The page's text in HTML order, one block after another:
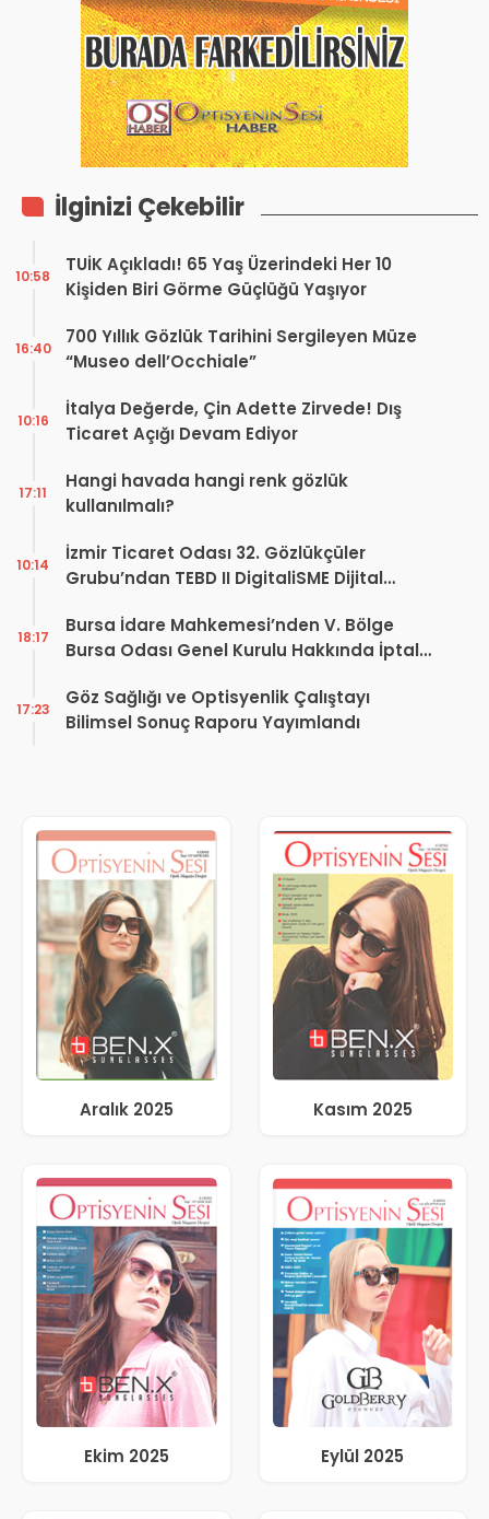
İlginizi Çekebilir
TUİK Açıkladı! 65 Yaş Üzerindeki Her 10
Kişiden Biri Görme Güçlüğü Yaşıyor
10:58
700 Yıllık Gözlük Tarihini Sergileyen Müze
“Museo dell’Occhiale”
16:40
İtalya Değerde, Çin Adette Zirvede! Dış
Ticaret Açığı Devam Ediyor
10:16
Hangi havada hangi renk gözlük
kullanılmalı?
17:11
İzmir Ticaret Odası 32. Gözlükçüler
Grubu’ndan TEBD II DigitaliSME Dijital
10:14
Bursa İdare Mahkemesi’nden V. Bölge
Bursa Odası Genel Kurulu Hakkında İptal
18:17
Göz Sağlığı ve Optisyenlik Çalıştayı
Bilimsel Sonuç Raporu Yayımlandı
17:23
Aralık 2025 Kasım 2025
Ekim 2025 Eylül 2025